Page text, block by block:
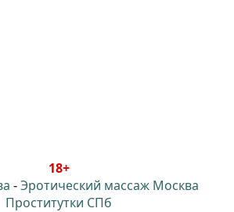
18+
-Эротический массаж Москва
Проститутки СПб